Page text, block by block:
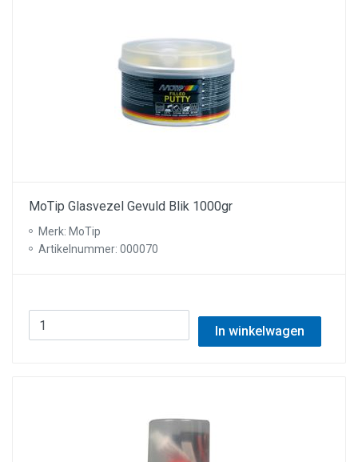
MoTip Glasvezel Gevuld Blik 1000gr
Merk: MoTip
Artikelnummer: 000070
In winkelwagen